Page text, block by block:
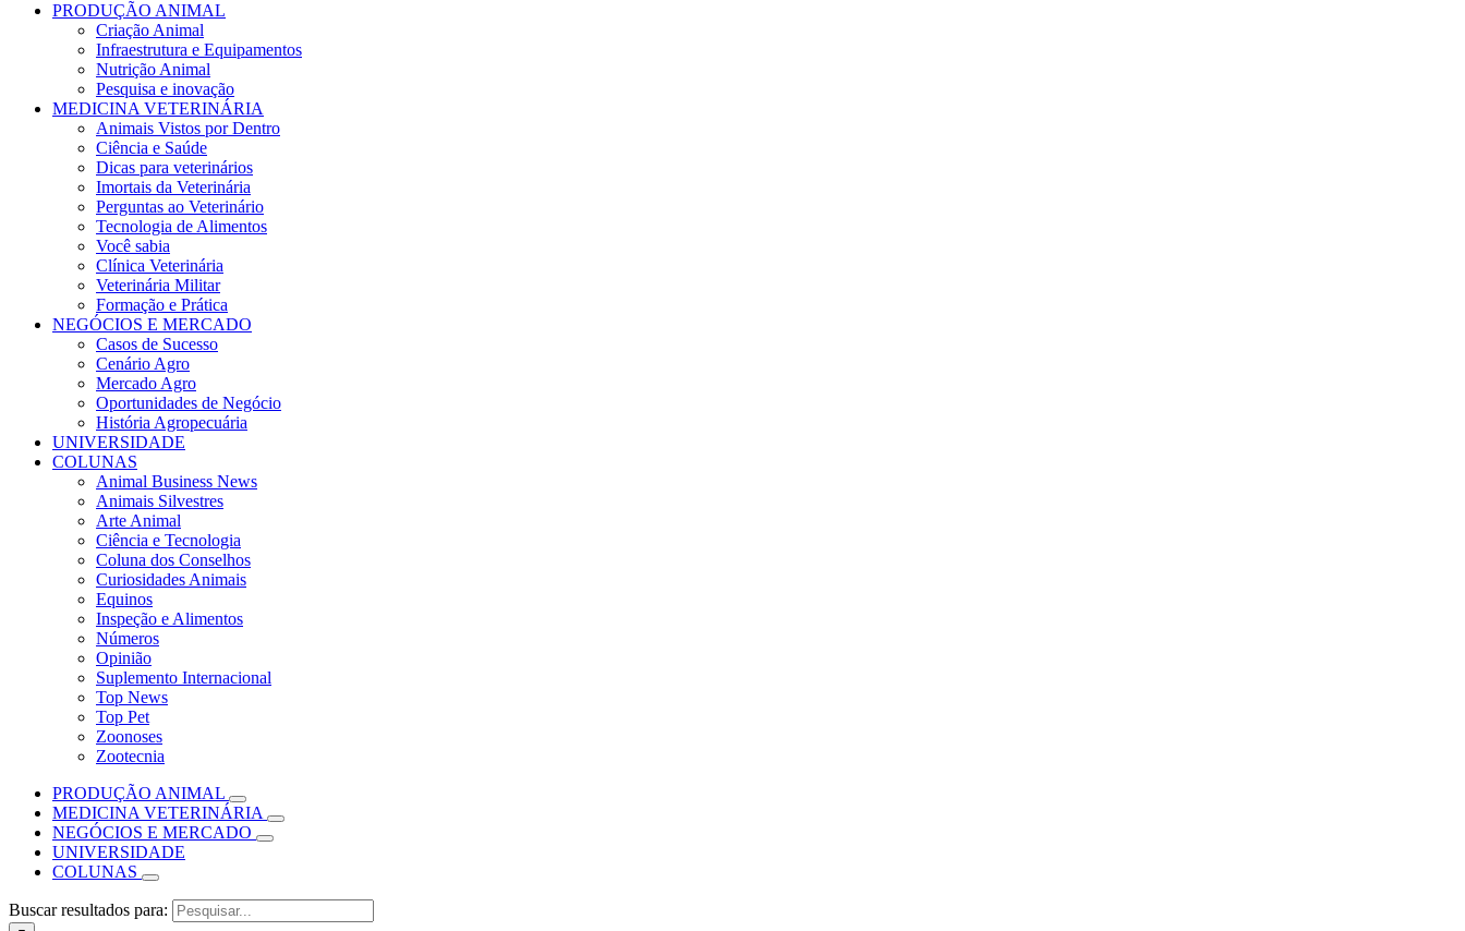
PRODUÇÃO ANIMAL
Criação Animal
Infraestrutura e Equipamentos
Nutrição Animal
Pesquisa e inovação
MEDICINA VETERINÁRIA
Animais Vistos por Dentro
Ciência e Saúde
Dicas para veterinários
Imortais da Veterinária
Perguntas ao Veterinário
Tecnologia de Alimentos
Você sabia
Clínica Veterinária
Veterinária Militar
Formação e Prática
NEGÓCIOS E MERCADO
Casos de Sucesso
Cenário Agro
Mercado Agro
Oportunidades de Negócio
História Agropecuária
UNIVERSIDADE
COLUNAS
Animal Business News
Animais Silvestres
Arte Animal
Ciência e Tecnologia
Coluna dos Conselhos
Curiosidades Animais
Equinos
Inspeção e Alimentos
Números
Opinião
Suplemento Internacional
Top News
Top Pet
Zoonoses
Zootecnia
PRODUÇÃO ANIMAL
MEDICINA VETERINÁRIA
NEGÓCIOS E MERCADO
UNIVERSIDADE
COLUNAS
Buscar resultados para: